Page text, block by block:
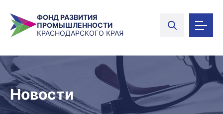
ФОНД РАЗВИТИЯ
ПРОМЫШЛЕННОСТИ
КРАСНОДАРСКОГО КРАЯ
Новости